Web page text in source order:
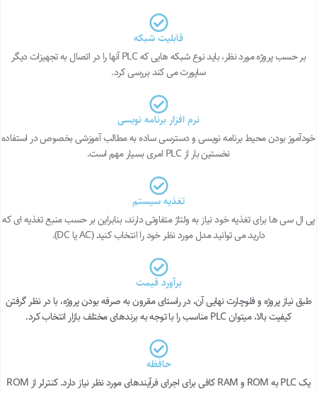
قابلیت شبکه
بر حسب پروژه مورد نظر، باید نوع شبکه هایی که PLC آنها را در اتصال به تجهیزات دیگر
ساپورت می کند بررسی کرد.
نرم افزار برنامه نویسی
خودآموز بودن محیط برنامه نویسی و دسترسی ساده به مطالب آموزشی بخصوص در استفاده
نخستین بار از PLC امری بسیار مهم است.
تغذیه سیستم
پی ال سی ها برای تغذیه خود نیاز به ولتاژ متفاوتی دارند، بنابراین بر حسب منبع تغذیه ای که
دارید می توانید مدل مورد نظر خود را انتخاب کنید (AC یا DC).
برآورد قیمت
طبق نیاز پروژه و فلوچارت نهایی آن، در راستای مقرون به صرفه بودن پروژه، با در نظر گرفتن
کیفیت بالا، میتوان PLC مناسب را با توجه به برندهای مختلف بازار انتخاب کرد.
حافظه
یک PLC به ROM و RAM کافی برای اجرای فرآیندهای مورد نظر نیاز دارد. کنترلر از ROM